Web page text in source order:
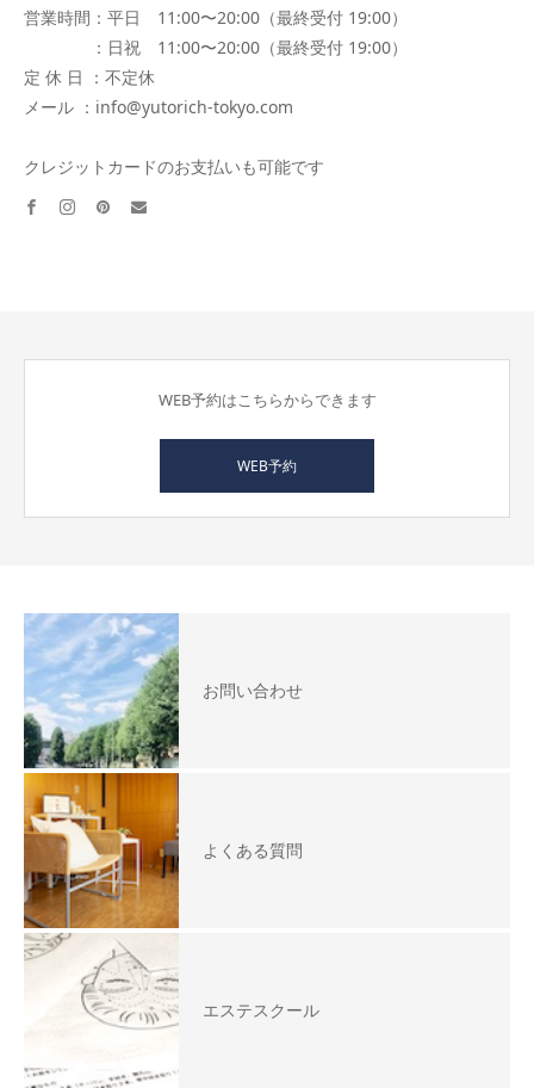
営業時間：平日 11:00〜20:00（最終受付 19:00）
：日祝 11:00〜20:00（最終受付 19:00）
定 休 日 ：不定休
メール ：info@yutorich-tokyo.com
クレジットカードのお支払いも可能です
facebook
WEB予約はこちらからできます
WEB予約
お問い合わせ
よくある質問
エステスクール